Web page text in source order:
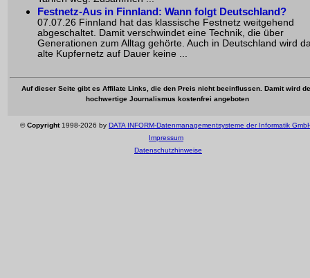
Festnetz-Aus in Finnland: Wann folgt Deutschland?
07.07.26 Finnland hat das klassische Festnetz weitgehend
abgeschaltet. Damit verschwindet eine Technik, die über
Generationen zum Alltag gehörte. Auch in Deutschland wird
alte Kupfernetz auf Dauer keine ...
Auf dieser Seite gibt es Affilate Links, die den Preis nicht beeinflussen. Damit wird
hochwertige Journalismus kostenfrei angeboten
©Copyright1998-2026 by DATA INFORM-Datenmanagementsysteme der Informatik
Impressum
Datenschutzhinweise